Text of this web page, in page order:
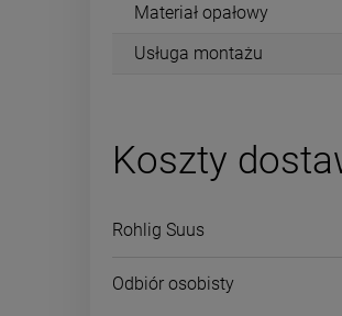
Materiał opałowy
Usługa montażu
Koszty
Rohlig Suus
Odbiór osobisty